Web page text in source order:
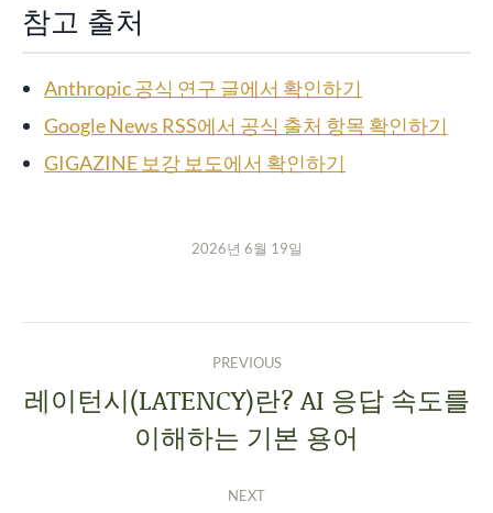
참고 출처
Anthropic 공식 연구 글에서 확인하기
Google News RSS에서 공식 출처 항목 확인하기
GIGAZINE 보강 보도에서 확인하기
2026년 6월 19일
PREVIOUS
레이턴시(LATENCY)란? AI 응답 속도를
이해하는 기본 용어
NEXT